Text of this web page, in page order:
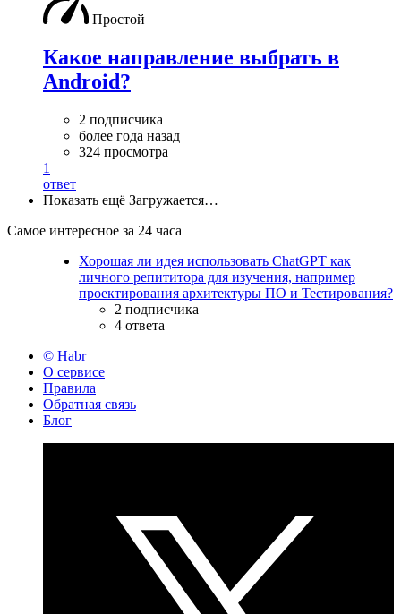
Простой
Какое направление выбрать в
Android?
2 подписчика
более года назад
324 просмотра
1
ответ
Показать ещё Загружается…
Самое интересное за 24 часа
Хорошая ли идея использовать ChatGPT как
личного репититора для изучения, например
проектирования архитектуры ПО и Тестирования?
2 подписчика
4 ответа
© Habr
О сервисе
Правила
Обратная связь
Блог